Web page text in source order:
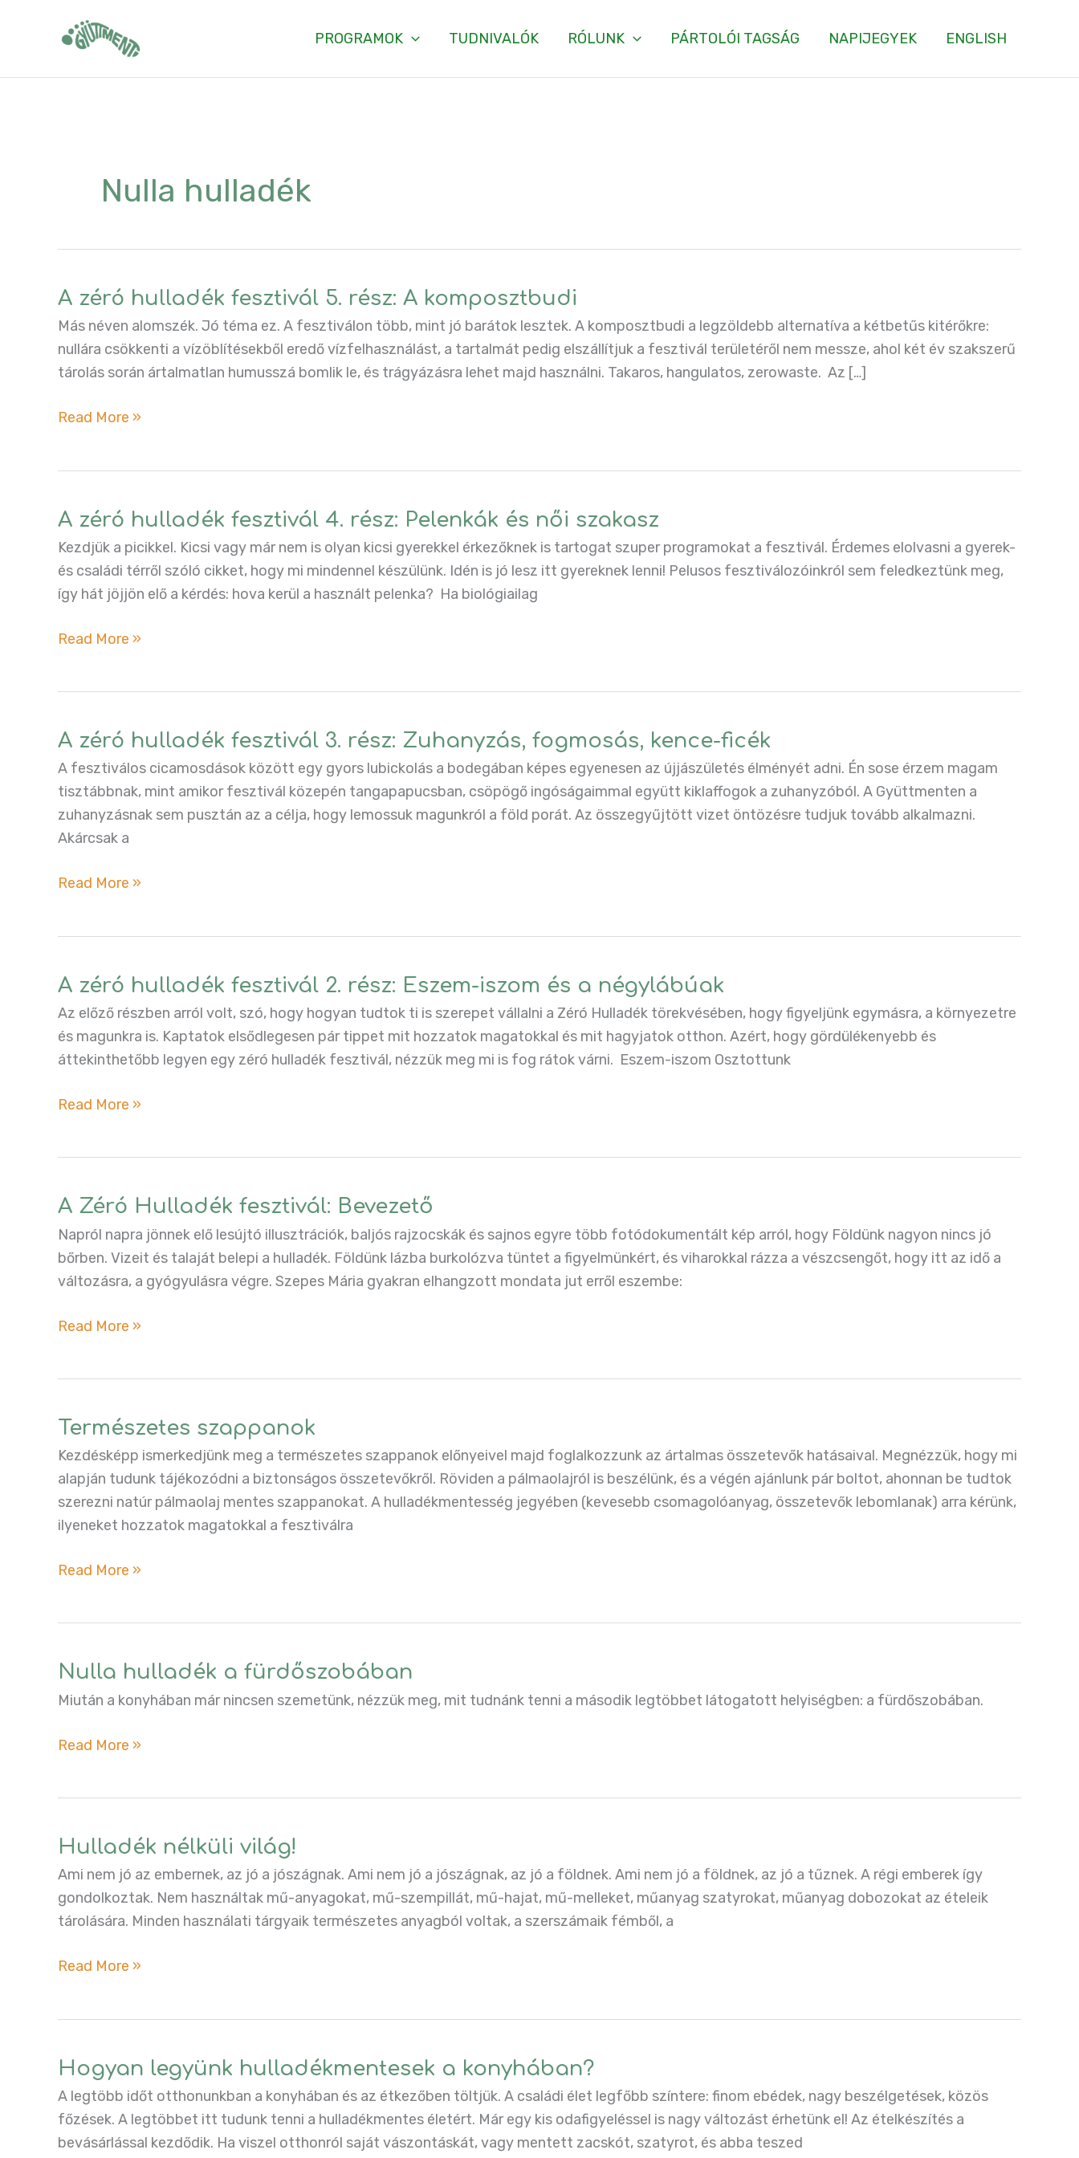
PROGRAMOK TUDNIVALÓK RÓLUNK PÁRTOLÓI TAGSÁG NAPIJEGYEK ENGLISH
Nulla hulladék
A zéró hulladék fesztivál 5. rész: A komposztbudi
Más néven alomszék. Jó téma ez. A fesztiválon több, mint jó barátok lesztek. A komposztbudi a legzöldebb alternatíva a kétbetűs kitérőkre:
nullára csökkenti a vízöblítésekből eredő vízfelhasználást, a tartalmát pedig elszállítjuk a fesztivál területéről nem messze, ahol két év szakszerű
tárolás során ártalmatlan humusszá bomlik le, és trágyázásra lehet majd használni. Takaros, hangulatos, zerowaste. Az […]
A
5.
A
komposztbudi
Read More »
A zéró hulladék fesztivál 4. rész: Pelenkák és női szakasz
Kezdjük a picikkel. Kicsi vagy már nem is olyan kicsi gyerekkel érkezőknek is tartogat szuper programokat a fesztivál. Érdemes elolvasni a gyerek-
és családi térről szóló cikket, hogy mi mindennel készülünk. Idén is jó lesz itt gyereknek lenni! Pelusos fesztiválozóinkról sem feledkeztünk meg,
így hát jöjjön elő a kérdés: hova kerül a használt pelenka? Ha biológiailag
A
4.
Pelenkák
és
női
szakasz
Read More »
A zéró hulladék fesztivál 3. rész: Zuhanyzás, fogmosás, kence-ficék
A fesztiválos cicamosdások között egy gyors lubickolás a bodegában képes egyenesen az újjászületés élményét adni. Én sose érzem magam
tisztábbnak, mint amikor fesztivál közepén tangapapucsban, csöpögő ingóságaimmal együtt kiklaffogok a zuhanyzóból. A Gyüttmenten a
zuhanyzásnak sem pusztán az a célja, hogy lemossuk magunkról a föld porát. Az összegyűjtött vizet öntözésre tudjuk tovább alkalmazni.
Akárcsak a
A
3.
Zuhanyzás,
fogmosás,
kence-
Read More »
A zéró hulladék fesztivál 2. rész: Eszem-iszom és a négylábúak
Az előző részben arról volt, szó, hogy hogyan tudtok ti is szerepet vállalni a Zéró Hulladék törekvésében, hogy figyeljünk egymásra, a környezetre
és magunkra is. Kaptatok elsődlegesen pár tippet mit hozzatok magatokkal és mit hagyjatok otthon. Azért, hogy gördülékenyebb és
áttekinthetőbb legyen egy zéró hulladék fesztivál, nézzük meg mi is fog rátok várni. Eszem-iszom Osztottunk
A
2.
Eszem-
iszom
és
négylábúak
Read More »
A Zéró Hulladék fesztivál: Bevezető
Napról napra jönnek elő lesújtó illusztrációk, baljós rajzocskák és sajnos egyre több fotódokumentált kép arról, hogy Földünk nagyon nincs jó
bőrben. Vizeit és talaját belepi a hulladék. Földünk lázba burkolózva tüntet a figyelmünkért, és viharokkal rázza a vészcsengőt, hogy itt az idő a
változásra, a gyógyulásra végre. Szepes Mária gyakran elhangzott mondata jut erről eszembe:
A
Bevezető
Read More »
Természetes szappanok
Kezdésképp ismerkedjünk meg a természetes szappanok előnyeivel majd foglalkozzunk az ártalmas összetevők hatásaival. Megnézzük, hogy mi
alapján tudunk tájékozódni a biztonságos összetevőkről. Röviden a pálmaolajról is beszélünk, és a végén ajánlunk pár boltot, ahonnan be tudtok
szerezni natúr pálmaolaj mentes szappanokat. A hulladékmentesség jegyében (kevesebb csomagolóanyag, összetevők lebomlanak) arra kérünk,
ilyeneket hozzatok magatokkal a fesztiválra
Természetes
Read More »
Nulla hulladék a fürdőszobában
Miután a konyhában már nincsen szemetünk, nézzük meg, mit tudnánk tenni a második legtöbbet látogatott helyiségben: a fürdőszobában.
Nulla
Read More »
Hulladék nélküli világ!
Ami nem jó az embernek, az jó a jószágnak. Ami nem jó a jószágnak, az jó a földnek. Ami nem jó a földnek, az jó a tűznek. A régi emberek így
gondolkoztak. Nem használtak mű-anyagokat, mű-szempillát, mű-hajat, mű-melleket, műanyag szatyrokat, műanyag dobozokat az ételeik
tárolására. Minden használati tárgyaik természetes anyagból voltak, a szerszámaik fémből, a
Hulladék
Read More »
Hogyan legyünk hulladékmentesek a konyhában?
A legtöbb időt otthonunkban a konyhában és az étkezőben töltjük. A családi élet legfőbb színtere: finom ebédek, nagy beszélgetések, közös
főzések. A legtöbbet itt tudunk tenni a hulladékmentes életért. Már egy kis odafigyeléssel is nagy változást érhetünk el! Az ételkészítés a
bevásárlással kezdődik. Ha viszel otthonról saját vászontáskát, vagy mentett zacskót, szatyrot, és abba teszed